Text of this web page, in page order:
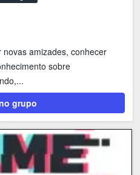
amizades, conhecer
sobre
grupo